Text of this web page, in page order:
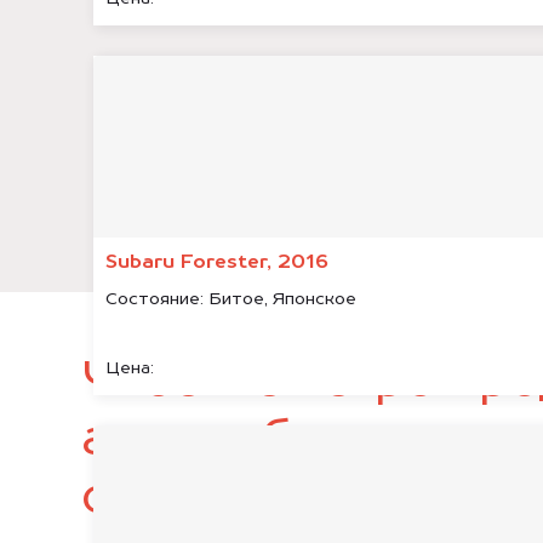
Subaru Forester, 2016
Состояние: Битое, Японское
Цена:
Чтобы быстро
автомобиль,
следующие